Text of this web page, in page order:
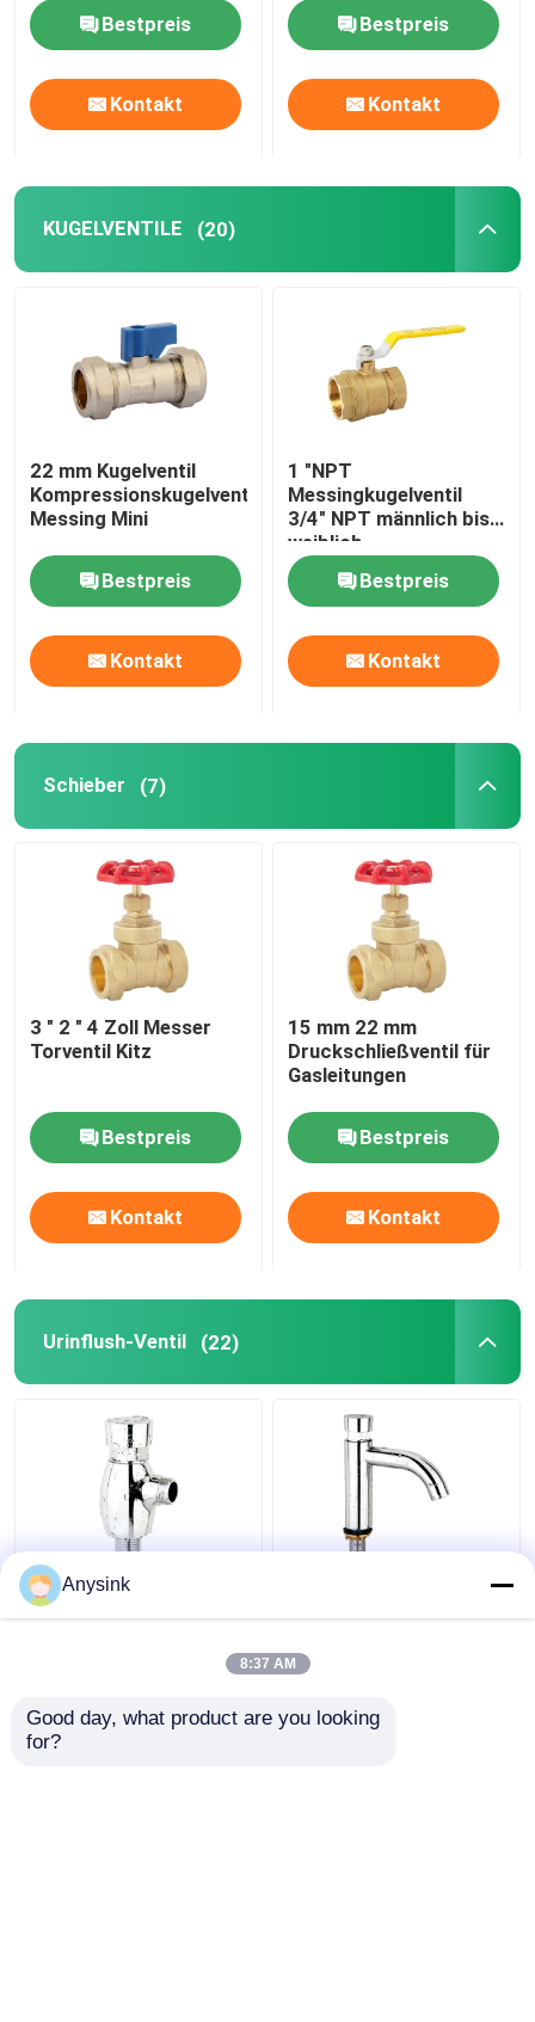
Bestpreis
Kontakt
Bestpreis
Kontakt
KUGELVENTILE (20)
22 mm Kugelventil
Kompressionskugelventile
Messing Mini
Bestpreis
Kontakt
1 "NPT
Messingkugelventil
3/4" NPT männlich bis
weiblich
Nickelplattiertes
Schließkugelventil
Bestpreis
Kontakt
Schieber (7)
3 " 2 " 4 Zoll Messer
Torventil Kitz
Bestpreis
Kontakt
15 mm 22 mm
Druckschließventil für
Gasleitungen
Bestpreis
Kontakt
Urinflush-Ventil (22)
1 Zoll
Toilettenspülventil zum
Selbstverschlusshahn
Selbstschließende
Push-Tappen
Anysink
8:37 AM
Good day, what product are you looking
for?